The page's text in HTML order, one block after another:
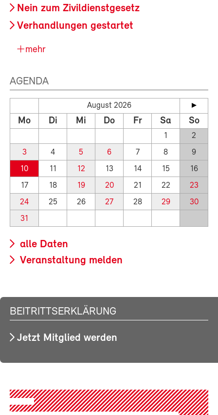
Nein zum Zivildienstgesetz
Verhandlungen gestartet
mehr
AGENDA
August 2026
Mo Di Mi Do Fr Sa So
1
2
3
4 5 6 7 8
9
10
11 12 13 14 15
16
17
18 19 20 21 22
23
24
25 26 27 28 29
30
31
alle Daten
Veranstaltung melden
BEITRITTSERKLÄRUNG
Jetzt Mitglied werden